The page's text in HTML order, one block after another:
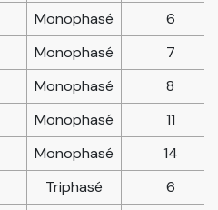
Monophasé
6
Monophasé
7
Monophasé
8
Monophasé
11
Monophasé
14
Triphasé
6